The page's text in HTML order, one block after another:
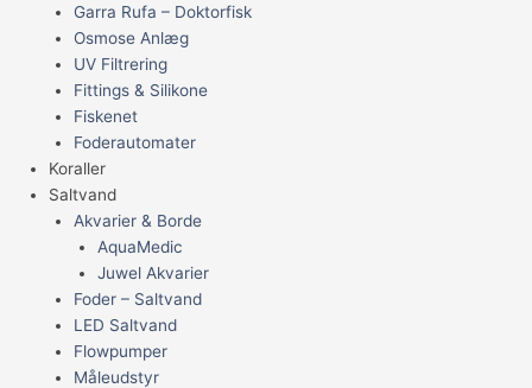
Garra Rufa – Doktorfisk
Osmose Anlæg
UV Filtrering
Fittings & Silikone
Fiskenet
Foderautomater
Koraller
Saltvand
Akvarier & Borde
AquaMedic
Juwel Akvarier
Foder – Saltvand
LED Saltvand
Flowpumper
Måleudstyr